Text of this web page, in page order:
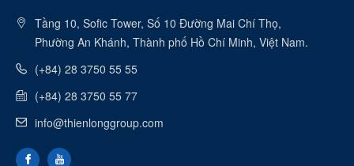
Tầng 10, Sofic Tower, Số 10 Đường Mai Chí Thọ,
Phường An Khánh, Thành phố Hồ Chí Minh, Việt Nam.
(+84) 28 3750 55 55
(+84) 28 3750 55 77
info@thienlonggroup.com